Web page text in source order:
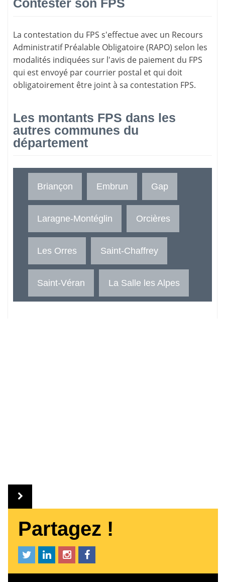
Contester son FPS
La contestation du FPS s'effectue avec un Recours
Administratif Préalable Obligatoire (RAPO) selon les
modalités indiquées sur l'avis de paiement du FPS
qui est envoyé par courrier postal et qui doit
obligatoirement être joint à sa contestation FPS.
Les montants FPS dans les
autres communes du
département
Briançon Embrun Gap
Laragne-Montéglin Orcières
Les Orres Saint-Chaffrey
Saint-Véran La Salle les Alpes
Partagez !